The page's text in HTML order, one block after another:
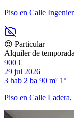
Piso en Calle
😍 Particular
Alquiler de temporada
900 €
29 jul 2026
3 hab 2 ba 90 m² 1º
Piso en Calle